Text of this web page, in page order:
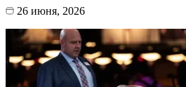
26 июня, 2026